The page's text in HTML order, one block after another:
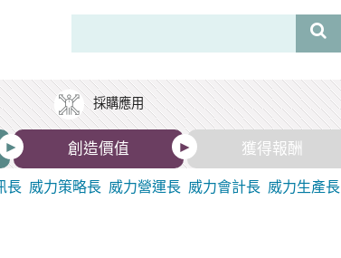
採購應用
創造價值 獲得報酬
長 威力策略長 威力營運長 威力會計長 威力生產長